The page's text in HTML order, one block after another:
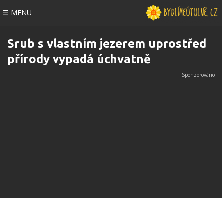
☰ MENU
Srub s vlastním jezerem uprostřed
přírody vypadá úchvatně